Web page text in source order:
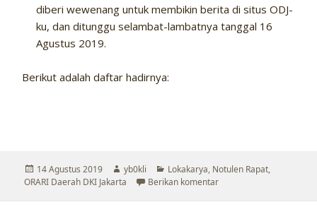
diberi wewenang untuk membikin berita di situs ODJ-
ku, dan ditunggu selambat-lambatnya tanggal 16
Agustus 2019.
Berikut adalah daftar hadirnya:
Diposkan
pada
14 Agustus 2019 Penulis
yb0kli Kategori
Lokakarya, Notulen Rapat,
ORARI Daerah DKI Jakarta
Berikan komentaruntuk Kegiatan